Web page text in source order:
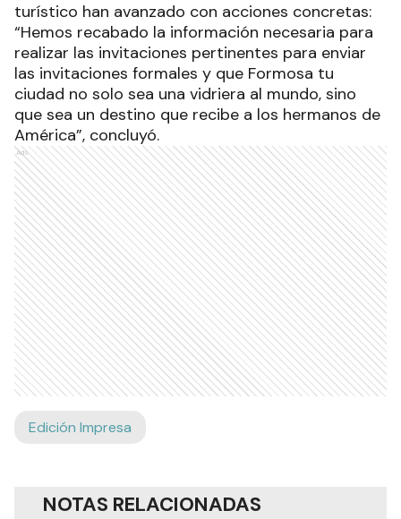
turístico han avanzado con acciones concretas:
“Hemos recabado la información necesaria para
realizar las invitaciones pertinentes para enviar
las invitaciones formales y que Formosa tu
ciudad no solo sea una vidriera al mundo, sino
que sea un destino que recibe a los hermanos de
América”, concluyó.
Ads
Edición Impresa
NOTAS RELACIONADAS